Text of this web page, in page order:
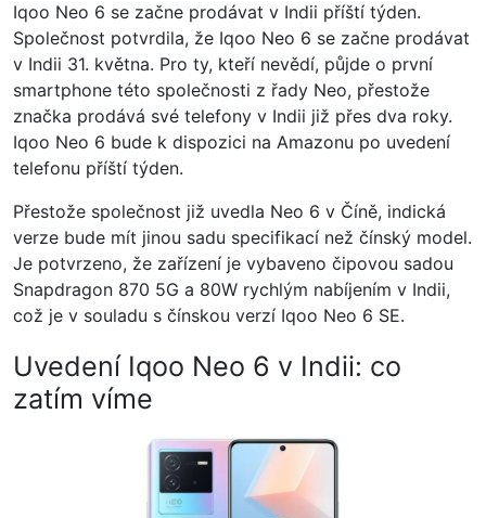
Iqoo Neo 6 se začne prodávat v Indii příští týden.
Společnost potvrdila, že Iqoo Neo 6 se začne prodávat
v Indii 31. května. Pro ty, kteří nevědí, půjde o první
smartphone této společnosti z řady Neo, přestože
značka prodává své telefony v Indii již přes dva roky.
Iqoo Neo 6 bude k dispozici na Amazonu po uvedení
telefonu příští týden.
Přestože společnost již uvedla Neo 6 v Číně, indická
verze bude mít jinou sadu specifikací než čínský model.
Je potvrzeno, že zařízení je vybaveno čipovou sadou
Snapdragon 870 5G a 80W rychlým nabíjením v Indii,
což je v souladu s čínskou verzí Iqoo Neo 6 SE.
Uvedení Iqoo Neo 6 v Indii: co
zatím víme